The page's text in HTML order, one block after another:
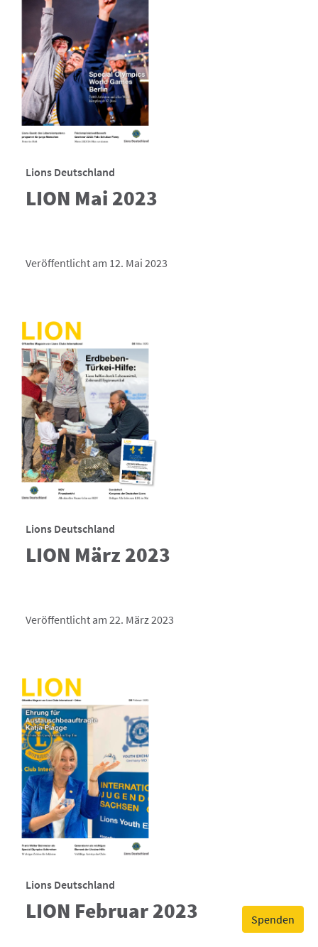
Spenden
Lions Deutschland
LION Mai 2023
Veröffentlicht am 12. Mai 2023
Lions Deutschland
LION März 2023
Veröffentlicht am 22. März 2023
Lions Deutschland
LION Februar 2023